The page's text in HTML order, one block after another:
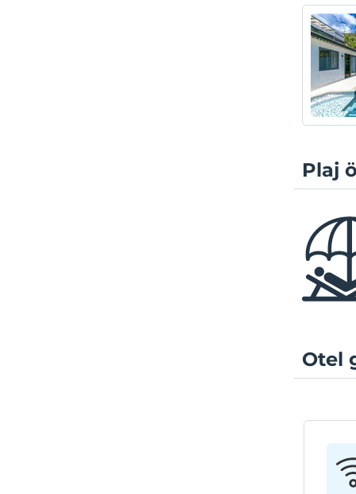
Plaj
Otel